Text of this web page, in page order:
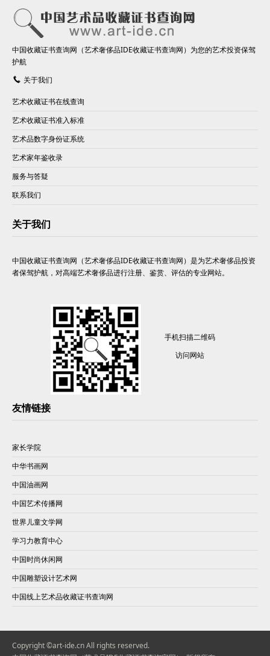
中国收藏证书查询网（艺术奢侈品IDE收藏证书查询网）为您的艺术投资保驾
护航
关于我们
艺术收藏证书在线查询
艺术收藏证书准入标准
艺术品数字身份证系统
艺术家年鉴收录
服务与答疑
联系我们
关于我们
中国收藏证书查询网（艺术奢侈品IDE收藏证书查询网）是为艺术奢侈品投资
者保驾护航，对高端艺术奢侈品进行注册、鉴赏、评估的专业网站。
手机扫描二维码
访问网站
友情链接
家长学院
中华书画网
中国油画网
中国艺术传播网
世界儿童文学网
学习力教育中心
中国时尚休闲网
中国雕塑设计艺术网
中国线上艺术品收藏证书查询网
Copyright ©art-ide.cn All rights reserved.